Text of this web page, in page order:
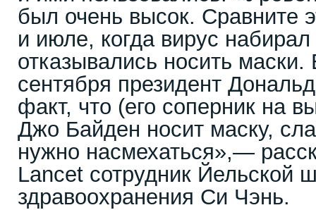
был очень высок. Сравните
и июле, когда вирус
отказывались носить
сентября президент
факт, что (его соперник на
Джо Байден носит маску,
нужно насмехаться»,—
Lancet сотрудник Йельской
здравоохранения Си Чэнь.